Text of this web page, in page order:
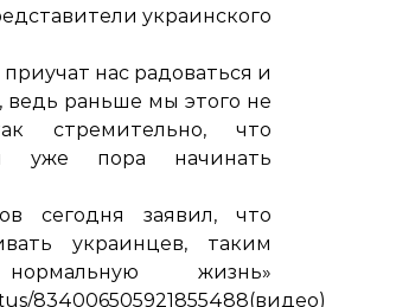
украинского
нас радоваться и
раньше мы этого не
стремительно, что
уже пора начинать
сегодня заявил, что
украинцев, таким
жизнь»
834006505921855488(видео)